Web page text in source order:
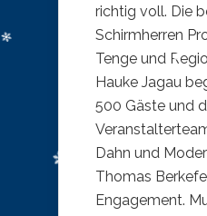
richtig voll. Die
Schirmherren
Tenge und
Hauke Jagau
500 Gäste und
Dahn und
Thomas
Engagement.